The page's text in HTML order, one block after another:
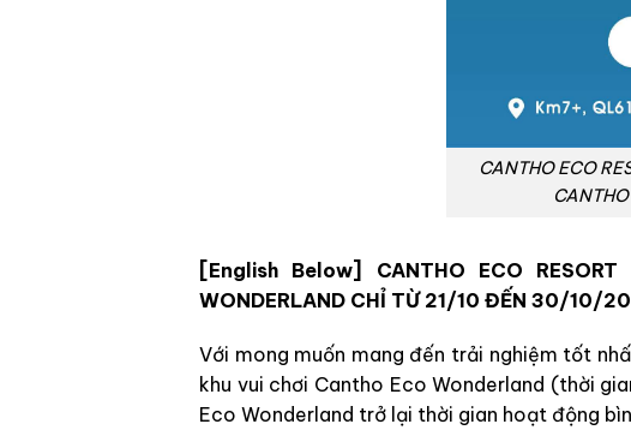
CANTHO ECO
[English Below] CANTHO ECO
WONDERLAND CHỈ TỪ 21/10 ĐẾN 30/10/
Với mong muốn mang đến trải nghiệm tốt
khu vui chơi Cantho Eco Wonderland (thời
Eco Wonderland trở lại thời gian hoạt động